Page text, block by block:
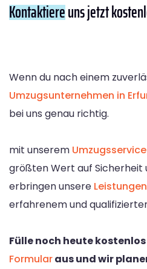
Kontaktiereuns jetzt
Wenn du nach einem
Umzugsunternehmen in
bei uns genau richtig.
mit unserem
größten Wert auf Sicherheit
erbringen unsere Leistungen
erfahrenem und
Fülle noch heute
Formularaus und wir